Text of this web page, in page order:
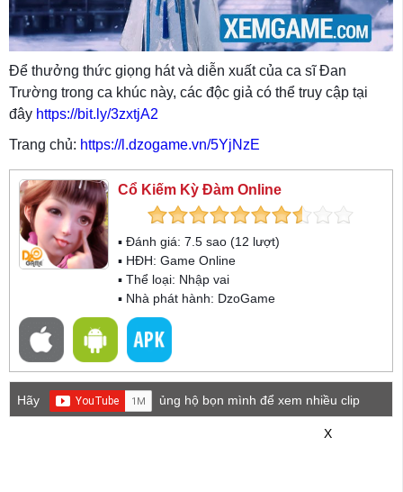
Để thưởng thức giọng hát và diễn xuất của ca sĩ Đan
Trường trong ca khúc này, các độc giả có thể truy cập tại
đây https://bit.ly/3zxtjA2
Trang chủ: https://l.dzogame.vn/5YjNzE
Cổ Kiếm Kỳ Đàm Online
▪ Đánh giá: 7.5 sao (12 lượt)
▪ HĐH: Game Online
▪ Thể loại: Nhập vai
▪ Nhà phát hành: DzoGame
Hãy
ủng hộ bọn mình để xem nhiều clip
X